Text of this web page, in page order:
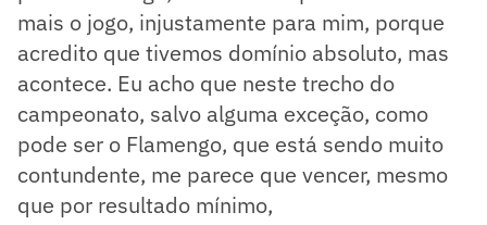
mais o jogo, injustamente para mim, porque
acredito que tivemos domínio absoluto, mas
acontece. Eu acho que neste trecho do
campeonato, salvo alguma exceção, como
pode ser o Flamengo, que está sendo muito
contundente, me parece que vencer, mesmo
que por resultado mínimo,